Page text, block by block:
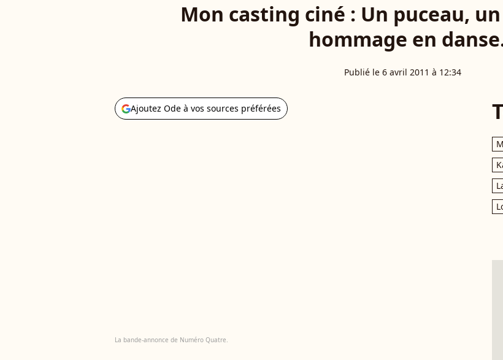
Mon casting ciné : Un puceau,
hommage en
Publié le 6 avril 2011 à 12:34
Ajoutez Ode à vos sources préférées
La bande-annonce de Numéro Quatre.